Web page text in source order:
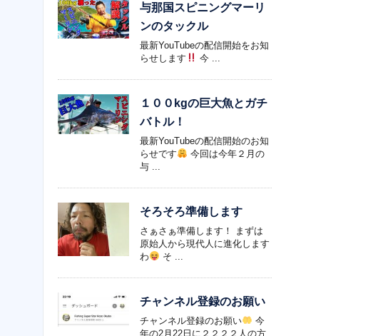
与那国スピニングマーリ
ンのタックル
最新YouTubeの配信開始をお知
らせします
今 ...
１００kgの巨大魚とガチ
バトル！
最新YouTubeの配信開始のお知
らせです
今回は今年２月の
与 ...
そろそろ準備します
さぁさぁ準備します！ まずは
原始人から現代人に進化します
わ
そ ...
チャンネル登録のお願い
チャンネル登録のお願い
今
年の2月22日に２２２２人の方